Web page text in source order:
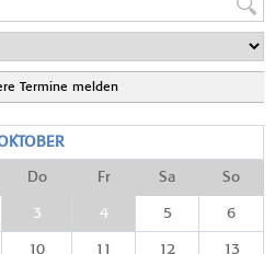
Termine melden
Do Fr Sa So
3 4 5 6
10 11 12 13